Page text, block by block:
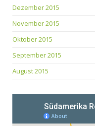
Dezember 2015
November 2015
Oktober 2015
September 2015
August 2015